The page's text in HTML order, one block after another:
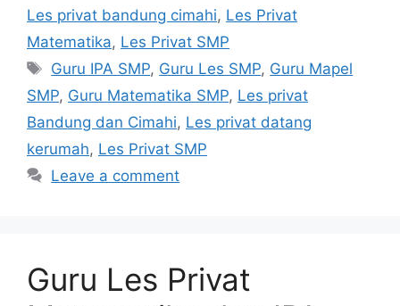
Les privat bandung cimahi, Les Privat
Matematika, Les Privat SMP
Tags
Guru IPA SMP, Guru Les SMP, Guru Mapel
SMP, Guru Matematika SMP, Les privat
Bandung dan Cimahi, Les privat datang
kerumah, Les Privat SMP
Leave a comment
Guru Les Privat